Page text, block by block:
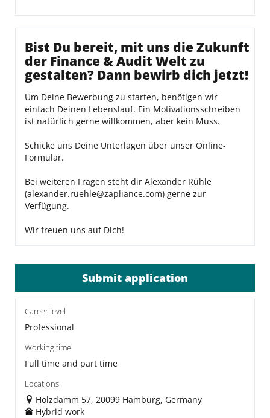
Bist Du bereit, mit uns die Zukunft
der Finance & Audit Welt zu
gestalten? Dann bewirb dich jetzt!
Um Deine Bewerbung zu starten, benötigen wir
einfach Deinen Lebenslauf. Ein Motivationsschreiben
ist natürlich gerne willkommen, aber kein Muss.
Schicke uns Deine Unterlagen über unser Online-
Formular.
Bei weiteren Fragen steht dir Alexander Rühle
(alexander.ruehle@zapliance.com) gerne zur
Verfügung.
Wir freuen uns auf Dich!
Submit application
Career level
Professional
Working time
Full time and part time
Locations
Holzdamm 57, 20099 Hamburg, Germany
Hybrid work